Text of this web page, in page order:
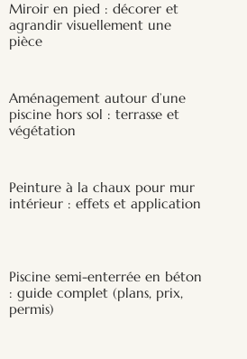
Miroir en pied : décorer et
agrandir visuellement une
pièce
Aménagement autour d’une
piscine hors sol : terrasse et
végétation
Peinture à la chaux pour mur
intérieur : effets et application
Piscine semi-enterrée en béton
: guide complet (plans, prix,
permis)